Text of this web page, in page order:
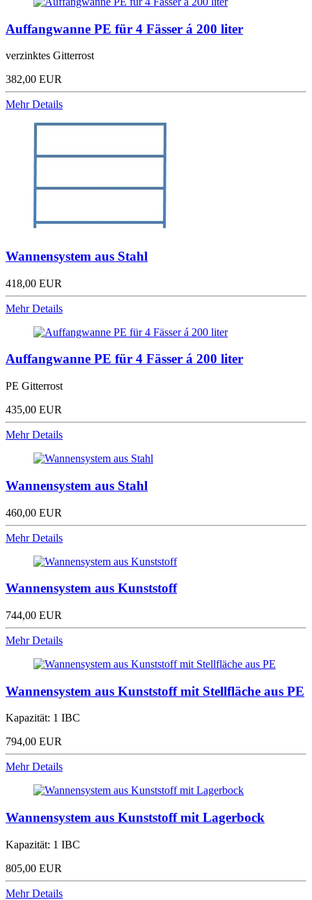
Auffangwanne PE für 4 Fässer á 200 liter
verzinktes Gitterrost
382,00 EUR
Mehr Details
Wannensystem aus Stahl
418,00 EUR
Mehr Details
Auffangwanne PE für 4 Fässer á 200 liter
PE Gitterrost
435,00 EUR
Mehr Details
Wannensystem aus Stahl
460,00 EUR
Mehr Details
Wannensystem aus Kunststoff
744,00 EUR
Mehr Details
Wannensystem aus Kunststoff mit Stellfläche aus PE
Kapazität: 1 IBC
794,00 EUR
Mehr Details
Wannensystem aus Kunststoff mit Lagerbock
Kapazität: 1 IBC
805,00 EUR
Mehr Details